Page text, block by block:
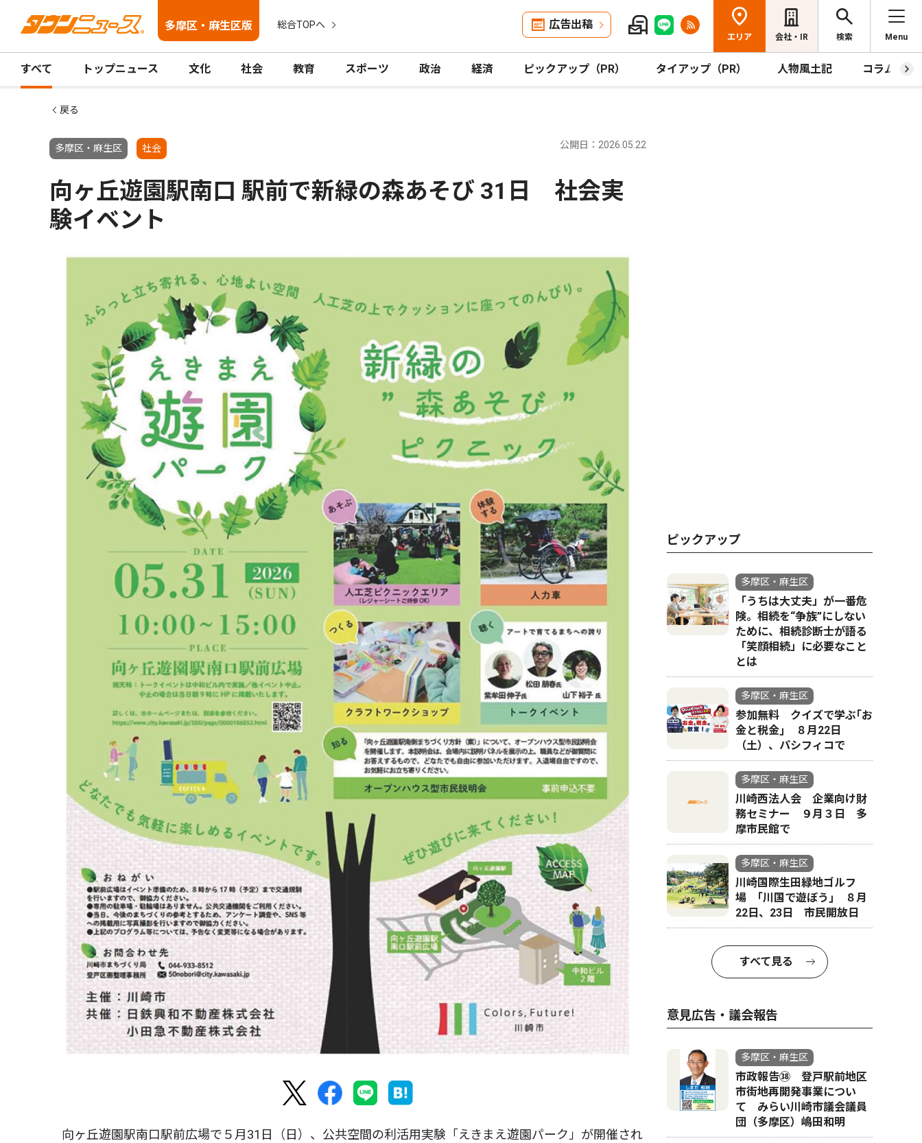
多摩区・麻生区版 総合TOPへ 広告出稿
エリア 会社・IR 検索 Menu
すべて トップニュース 文化 社会 教育 スポーツ 政治 経済 ピックアップ（PR） タイアップ（PR） 人物風土記 コラム
戻る
多摩区・麻生区 社会 公開日：2026.05.22
向ヶ丘遊園駅南口 駅前で新緑の森あそび 31日 社会実
験イベント
向ヶ丘遊園駅南口駅前広場で５月31日（日）、公共空間の利活用実験「えきまえ遊園パーク」が開催され
ピックアップ
多摩区・麻生区
「うちは大丈夫」が一番危
険。相続を“争族”にしない
ために、相続診断士が語る
「笑顔相続」に必要なこと
とは
多摩区・麻生区
参加無料 クイズで学ぶ｢お
金と税金｣ ８月22日
（土）、パシフィコで
多摩区・麻生区
川崎西法人会 企業向け財
務セミナー ９月３日 多
摩市民館で
多摩区・麻生区
川崎国際生田緑地ゴルフ
場 ｢川国で遊ぼう｣ ８月
22日、23日 市民開放日
すべて見る
意見広告・議会報告
多摩区・麻生区
市政報告㊳ 登戸駅前地区
市街地再開発事業につい
て みらい川崎市議会議員
団（多摩区）嶋田和明